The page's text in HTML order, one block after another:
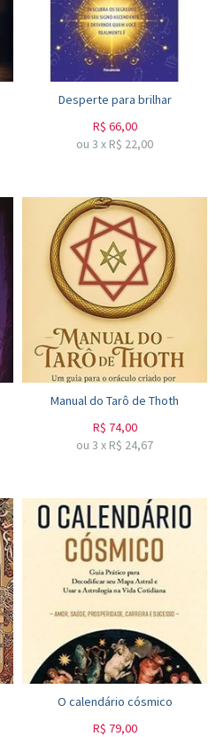
Desperte para brilhar
R$ 66,00
ou 3 x R$ 22,00
Manual do Tarô de Thoth
R$ 74,00
ou 3 x R$ 24,67
O calendário cósmico
R$ 79,00